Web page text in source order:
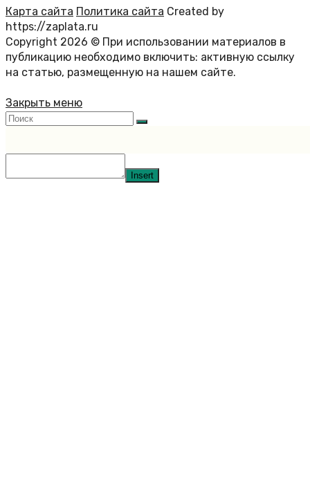
Карта сайта Политика сайта Created by
https://zaplata.ru
Copyright 2026 © При использовании материалов в
публикацию необходимо включить: активную ссылку
на статью, размещенную на нашем сайте.
Закрыть меню
Insert